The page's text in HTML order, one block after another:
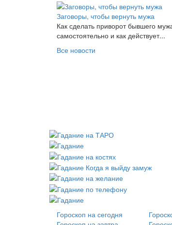
Заговоры, чтобы вернуть мужа
Как сделать приворот бывшего
самостоятельно и как действует...
Все новости
Гороскоп на сегодня